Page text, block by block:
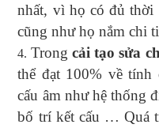
nhất, vì họ có đủ thời
cũng như họ nắm chi
Trong cải tạo sửa
thể đạt 100% về tính
cấu âm như hệ thống
bố trí kết cấu … Quá